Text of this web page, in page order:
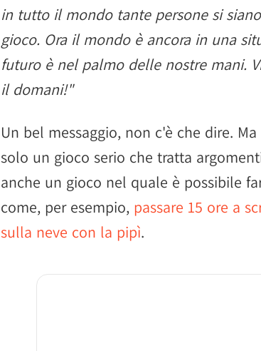
in tutto il mondo tante persone si
gioco. Ora il mondo è ancora in una
futuro è nel palmo delle nostre mani.
il domani!"
Un bel messaggio, non c'è che dire.
solo un gioco serio che tratta
anche un gioco nel quale è possibile
come, per esempio, passare 15 ore a
sulla neve con la pipì.